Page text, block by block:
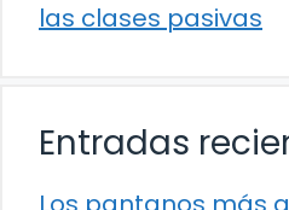
las clases pasivas
Entradas